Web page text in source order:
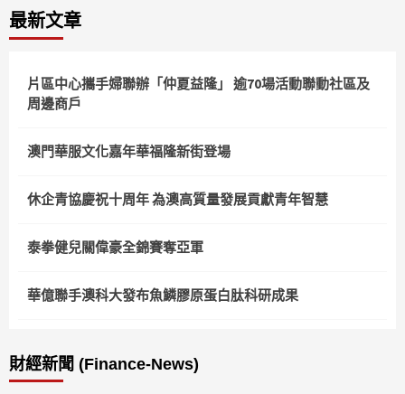
最新文章
片區中心攜手婦聯辦「仲夏益隆」 逾70場活動聯動社區及
周邊商戶
澳門華服文化嘉年華福隆新街登場
休企青協慶祝十周年 為澳高質量發展貢獻青年智慧
泰拳健兒關偉豪全錦賽奪亞軍
華億聯手澳科大發布魚鱗膠原蛋白肽科研成果
財經新聞 (Finance-News)